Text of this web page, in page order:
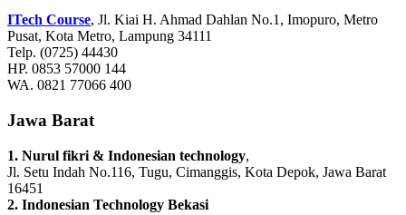
ITech Course, Jl. Kiai H. Ahmad Dahlan No.1, Imopuro, Metro
Pusat, Kota Metro, Lampung 34111
Telp. (0725) 44430
HP. 0853 57000 144
WA. 0821 77066 400
Jawa Barat
1. Nurul fikri & Indonesian technology,
Jl. Setu Indah No.116, Tugu, Cimanggis, Kota Depok, Jawa Barat
16451
2. Indonesian Technology Bekasi